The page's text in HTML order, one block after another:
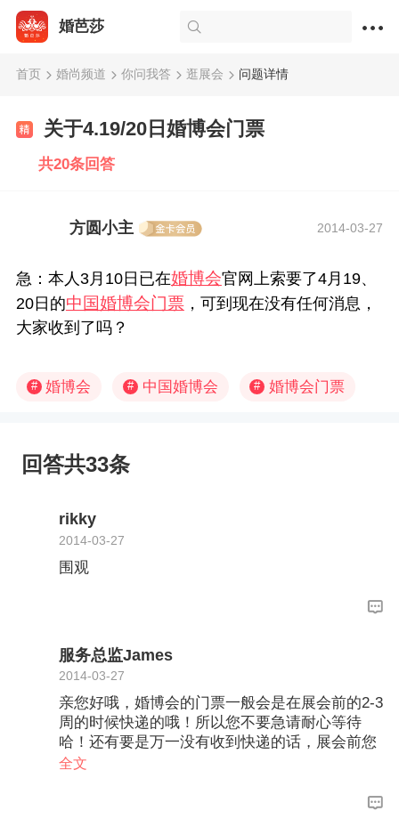
婚芭莎
首页 婚尚频道 你问我答 逛展会 问题详情
关于4.19/20日婚博会门票
共20条回答
方圆小主 2014-03-27
急：本人3月10日已在婚博会官网上索要了4月19、
20日的中国婚博会门票，可到现在没有任何消息，
大家收到了吗？
# 婚博会 # 中国婚博会 # 婚博会门票
回答共33条
rikky
2014-03-27
围观
服务总监James
2014-03-27
亲您好哦，婚博会的门票一般会是在展会前的2-3
周的时候快递的哦！所以您不要急请耐心等待
哈！还有要是万一没有收到快递的话，展会前您
的手机上面也会收到手机短信的哦！到时候现场
是，记得你们两去展会的时候要记得带上各自的
全文